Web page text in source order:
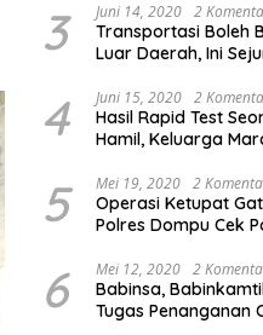
3 Juni 14, 2020 2
Transportasi Boleh
Luar Daerah, Ini
4 Juni 15, 2020 2
Hasil Rapid Test
Hamil, Keluarga
5 Mei 19, 2020 2
Operasi Ketupat
Polres Dompu Cek
6 Mei 12, 2020 2
Babinsa,
Tugas Penanganan